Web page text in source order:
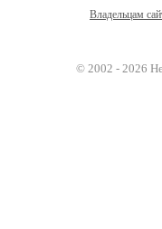
Владельцам
© 2002 - 2026